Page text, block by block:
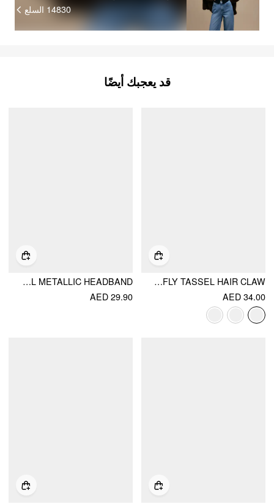
14830 السلع
قد يعجبك أيضًا
BUTTERFLY TASSEL HAIR CLAW
AED 34.00
FLOWER & FAUX PEARL METALLIC HEADBAND
AED 29.90